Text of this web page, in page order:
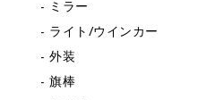
ミラー
ライト/ウインカー
外装
旗棒